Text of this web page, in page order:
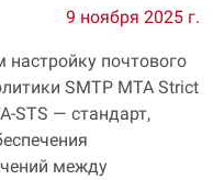
9 ноября 2025 г.
почтового
SMTP MTA Strict
STS — стандарт,
между